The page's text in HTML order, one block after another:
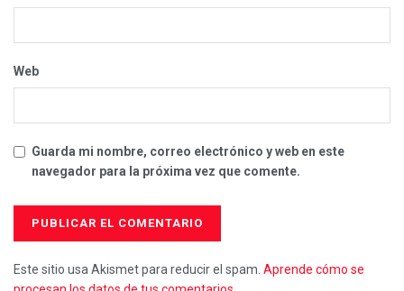
Web
Guarda mi nombre, correo electrónico y web en este
navegador para la próxima vez que comente.
Este sitio usa Akismet para reducir el spam. Aprende cómo se